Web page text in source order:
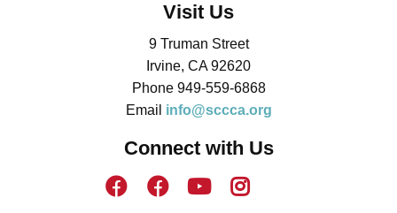
Visit Us
9 Truman Street
Irvine, CA 92620
Phone 949-559-6868
Email info@sccca.org
Connect with Us